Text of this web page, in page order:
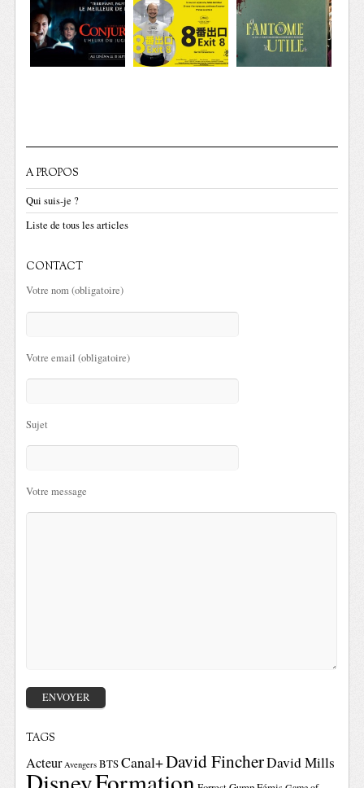
A PROPOS
Qui suis-je ?
Liste de tous les articles
CONTACT
Votre nom (obligatoire)
Votre email (obligatoire)
Sujet
Votre message
TAGS
Acteur Avengers BTSCanal+David FincherDavid Mills